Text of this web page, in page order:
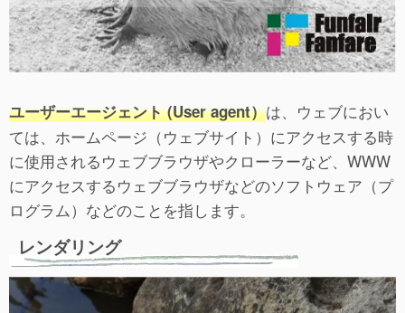
ユーザーエージェント (User agent）は、ウェブにおい
ては、ホームページ（ウェブサイト）にアクセスする時
に使用されるウェブブラウザやクローラーなど、WWW
にアクセスするウェブブラウザなどのソフトウェア（プ
ログラム）などのことを指します。
レンダリング